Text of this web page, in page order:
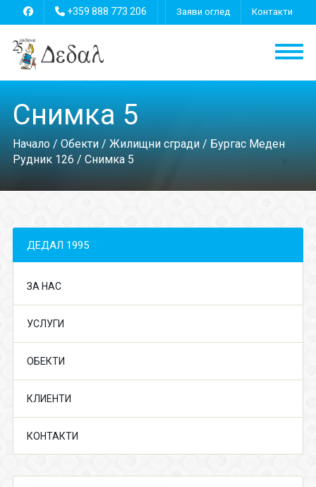
+359 888 773 206 Заяви оглед Контакти
Снимка 5
Начало/ Обекти/ Жилищни сгради/ Бургас Меден
Рудник 126 / Снимка 5
ДЕДАЛ 1995
ЗА НАС
УСЛУГИ
ОБЕКТИ
КЛИЕНТИ
КОНТАКТИ